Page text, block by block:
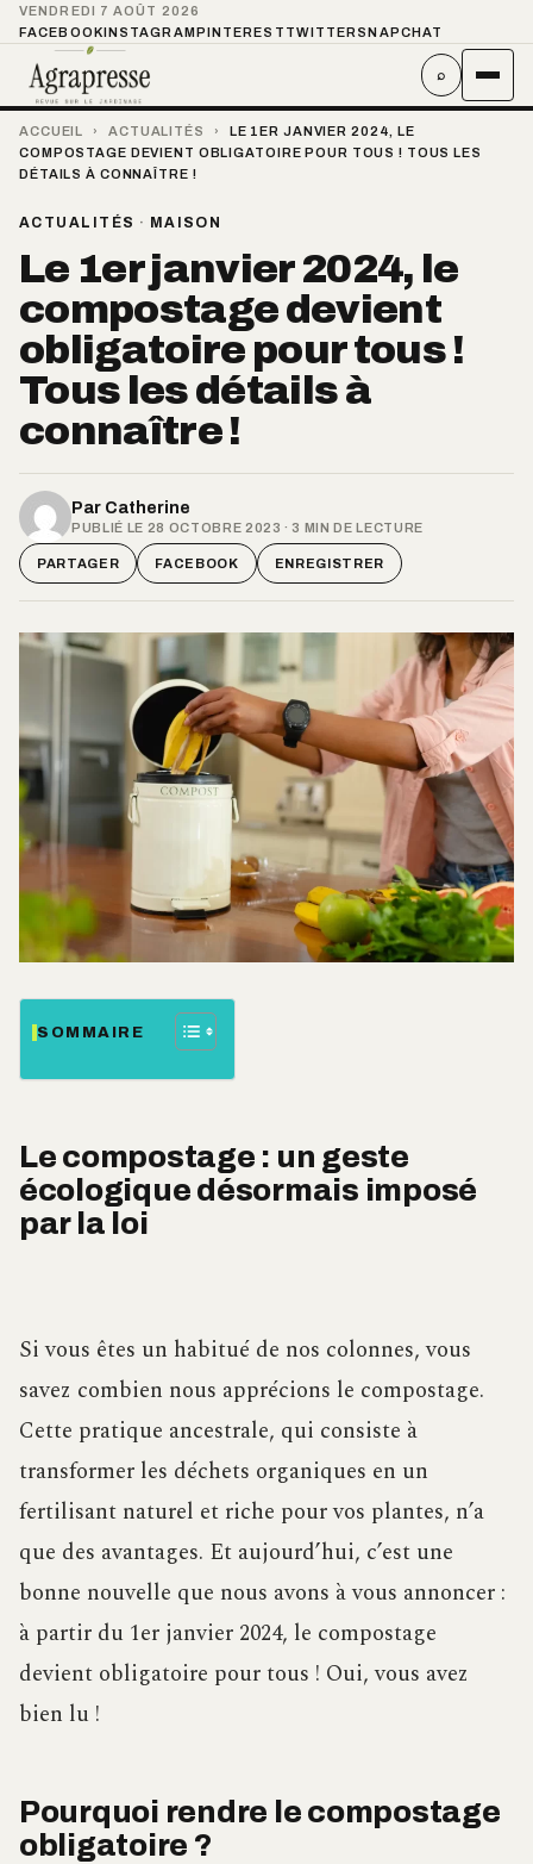
VENDREDI 7 AOÛT 2026
FACEBOOKINSTAGRAMPINTEREST TWITTER SNAPCHAT
⌕
ACCUEIL › ACTUALITÉS ›
LE 1ER JANVIER 2024, LE
COMPOSTAGE DEVIENT OBLIGATOIRE POUR TOUS ! TOUS LES
DÉTAILS À CONNAÎTRE !
ACTUALITÉS · MAISON
Le 1er janvier 2024, le
compostage devient
obligatoire pour tous !
Tous les détails à
connaître !
Par Catherine
PUBLIÉ LE 28 OCTOBRE 2023 · 3 MIN DE LECTURE
PARTAGER FACEBOOK ENREGISTRER
SOMMAIRE
Le compostage : un geste
écologique désormais imposé
par la loi
Si vous êtes un habitué de nos colonnes, vous
savez combien nous apprécions le compostage.
Cette pratique ancestrale, qui consiste à
transformer les déchets organiques en un
fertilisant naturel et riche pour vos plantes, n’a
que des avantages. Et aujourd’hui, c’est une
bonne nouvelle que nous avons à vous annoncer :
à partir du 1er janvier 2024, le compostage
devient obligatoire pour tous ! Oui, vous avez
bien lu !
Pourquoi rendre le compostage
obligatoire ?